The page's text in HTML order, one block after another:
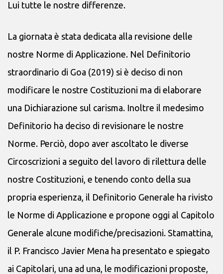
Lui tutte le nostre differenze.
La giornata è stata dedicata alla revisione delle
nostre Norme di Applicazione. Nel Definitorio
straordinario di Goa (2019) si è deciso di non
modificare le nostre Costituzioni ma di elaborare
una Dichiarazione sul carisma. Inoltre il medesimo
Definitorio ha deciso di revisionare le nostre
Norme. Perciò, dopo aver ascoltato le diverse
Circoscrizioni a seguito del lavoro di rilettura delle
nostre Costituzioni, e tenendo conto della sua
propria esperienza, il Definitorio Generale ha rivisto
le Norme di Applicazione e propone oggi al Capitolo
Generale alcune modifiche/precisazioni. Stamattina,
il P. Francisco Javier Mena ha presentato e spiegato
ai Capitolari, una ad una, le modificazioni proposte,